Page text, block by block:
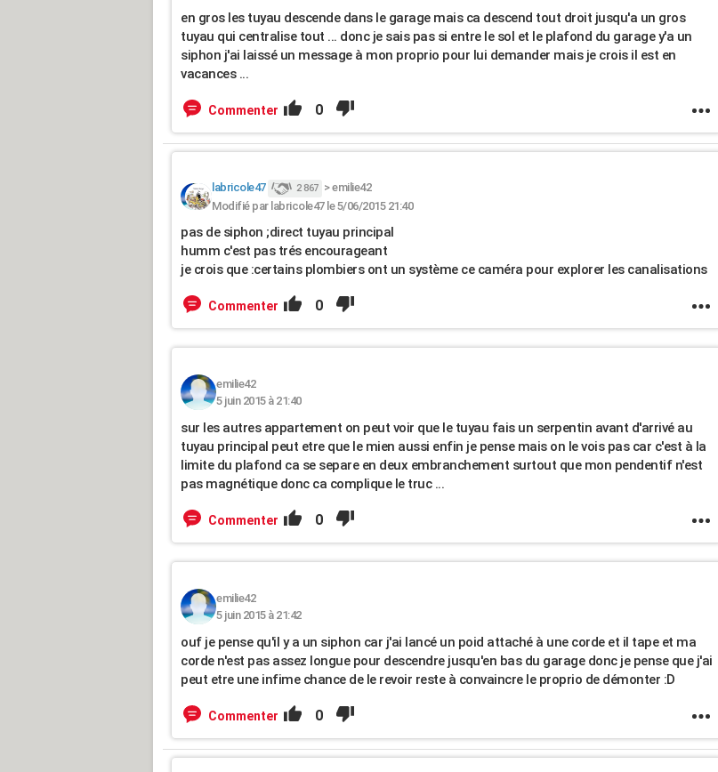
en gros les tuyau descende dans le garage mais ca descend tout droit jusqu'a un gros
tuyau qui centralise tout ... donc je sais pas si entre le sol et le plafond du garage y'a un
siphon j'ai laissé un message à mon proprio pour lui demander mais je crois il est en
vacances ...
Commenter 0
labricole47 2 867 >emilie42
Modifié par labricole47 le 5/06/2015 21:40
pas de siphon ;direct tuyau principal
humm c'est pas trés encourageant
je crois que :certains plombiers ont un système ce caméra pour explorer les canalisations
Commenter 0
emilie42
5 juin 2015 à 21:40
sur les autres appartement on peut voir que le tuyau fais un serpentin avant d'arrivé au
tuyau principal peut etre que le mien aussi enfin je pense mais on le vois pas car c'est à la
limite du plafond ca se separe en deux embranchement surtout que mon pendentif n'est
pas magnétique donc ca complique le truc ...
Commenter 0
emilie42
5 juin 2015 à 21:42
ouf je pense qu'il y a un siphon car j'ai lancé un poid attaché à une corde et il tape et ma
corde n'est pas assez longue pour descendre jusqu'en bas du garage donc je pense que j'ai
peut etre une infime chance de le revoir reste à convaincre le proprio de démonter :D
Commenter 0